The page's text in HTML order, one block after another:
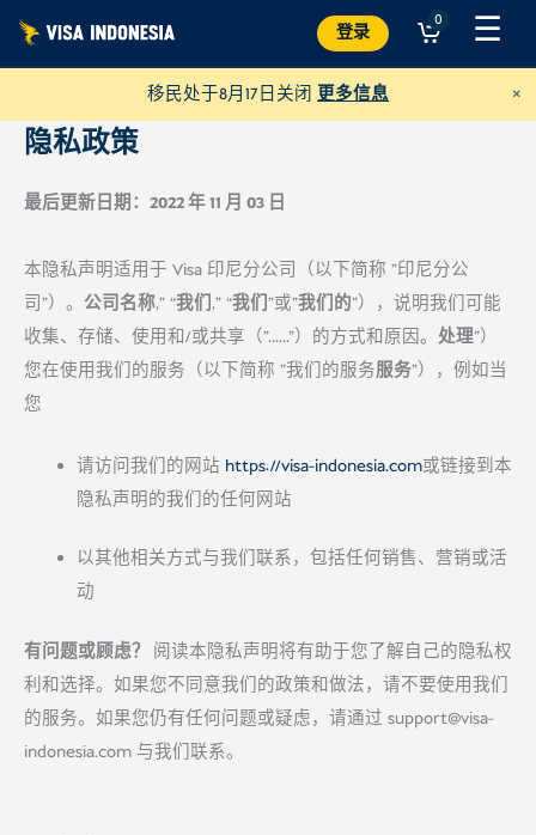
容
登录
0 ☰
移民处于8月17日关闭 更多信息 ×
隐私政策
最后更新日期：2022 年 11 月 03 日
本隐私声明适用于 Visa 印尼分公司（以下简称 "印尼分公
司"）。 公司名称,” “我们,” “我们"或"我们的"），说明我们可能
收集、存储、使用和/或共享（"......"）的方式和原因。 处理"）
您在使用我们的服务（以下简称 "我们的服务服务"），例如当
您
请访问我们的网站 https://visa-indonesia.com或链接到本
隐私声明的我们的任何网站
以其他相关方式与我们联系，包括任何销售、营销或活
动
有问题或顾虑？ 阅读本隐私声明将有助于您了解自己的隐私权
利和选择。如果您不同意我们的政策和做法，请不要使用我们
的服务。如果您仍有任何问题或疑虑，请通过 support@visa-
indonesia.com 与我们联系。
并帮助巴厘岛的猫咪
美元